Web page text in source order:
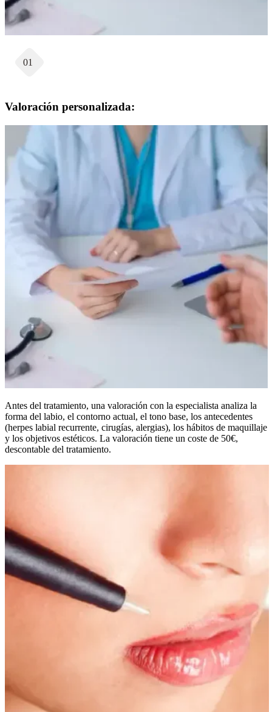
01
Valoración personalizada:
Antes del tratamiento, una valoración con la especialista analiza la
forma del labio, el contorno actual, el tono base, los antecedentes
(herpes labial recurrente, cirugías, alergias), los hábitos de maquillaje
y los objetivos estéticos. La valoración tiene un coste de 50€,
descontable del tratamiento.